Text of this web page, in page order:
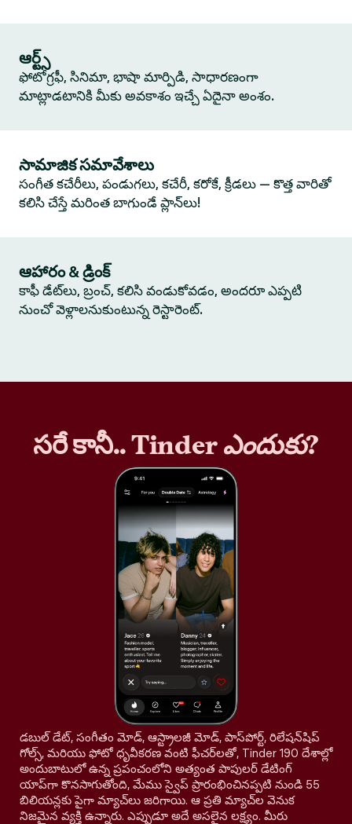
ఆర్ట్స్
ఫోటోగ్రఫీ, సినిమా, భాషా మార్పిడి, సాధారణంగా
మాట్లాడటానికి మీకు అవకాశం ఇచ్చే ఏదైనా అంశం.
సామాజిక సమావేశాలు
సంగీత కచేరీలు, పండుగలు, కచేరీ, కరోకే, క్రీడలు — కొత్త వారితో
కలిసి చేస్తే మరింత బాగుండే ప్లాన్‌లు!
ఆహారం & డ్రింక్
కాఫీ డేట్‌లు, బ్రంచ్, కలిసి వండుకోవడం, అందరూ ఎప్పటి
నుంచో వెళ్లాలనుకుంటున్న రెస్టారెంట్.
సరే కానీ.. Tinderఎందుకు?
డబుల్ డేట్, సంగీతం మోడ్, ఆస్ట్రాలజీ మోడ్, పాస్‌పోర్ట్, రిలేషన్‌షిప్
గోల్స్, మరియు ఫోటో ధృవీకరణ వంటి ఫీచర్‌లతో, Tinder 190 దేశాల్లో
అందుబాటులో ఉన్న ప్రపంచంలోని అత్యంత పాపులర్ డేటింగ్
యాప్‌గా కొనసాగుతోంది, మేము స్వైప్ ప్రారంభించినప్పటి నుండి 55
బిలియన్లకు పైగా మ్యాచ్‌లు జరిగాయి. ఆ ప్రతి మ్యాచ్‌ల వెనుక
నిజమైన వ్యక్తి ఉన్నారు. ఎప్పుడూ అదే అసలైన లక్ష్యం. మీరు